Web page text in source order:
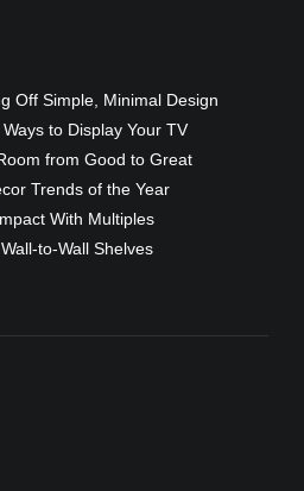
Off Simple, Minimal Design
to Display Your TV
from Good to Great
Trends of the Year
With Multiples
to-Wall Shelves